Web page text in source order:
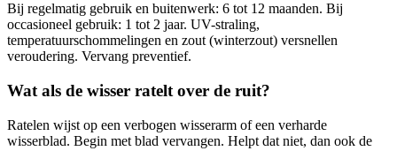
Bij regelmatig gebruik en buitenwerk: 6 tot 12 maanden. Bij
occasioneel gebruik: 1 tot 2 jaar. UV-straling,
temperatuurschommelingen en zout (winterzout) versnellen
veroudering. Vervang preventief.
Wat als de wisser ratelt over de ruit?
Ratelen wijst op een verbogen wisserarm of een verharde
wisserblad. Begin met blad vervangen. Helpt dat niet, dan ook de